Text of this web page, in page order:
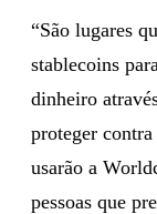
“São lugares
stablecoins
dinheiro
proteger
usarão a
pessoas que